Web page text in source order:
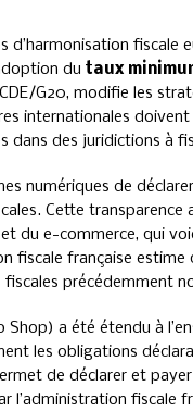
d’harmonisation fiscale
du taux
G20, modifie les
internationales doivent
dans des juridictions à
numériques de
Cette transparence
du e-commerce, qui
fiscale française
précédemment
a été étendu à
les obligations
de déclarer et
l’administration fiscale